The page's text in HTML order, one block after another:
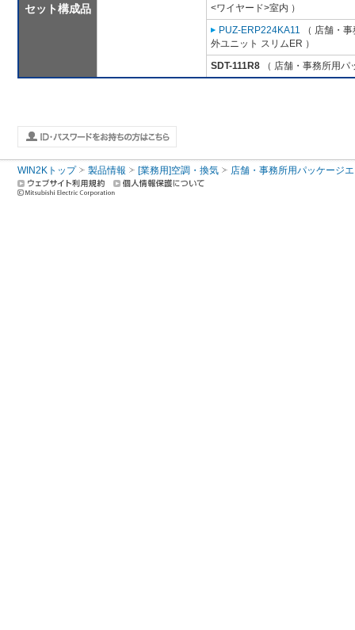
セット構成品
<ワイヤード>室内 ）
PUZ-ERP224KA11 （ 店舗・
外ユニット スリムER ）
SDT-111R8 （ 店舗・事務所用
WIN2Kトップ 製品情報 [業務用]空調・換気 店舗・事務所用パッケージ